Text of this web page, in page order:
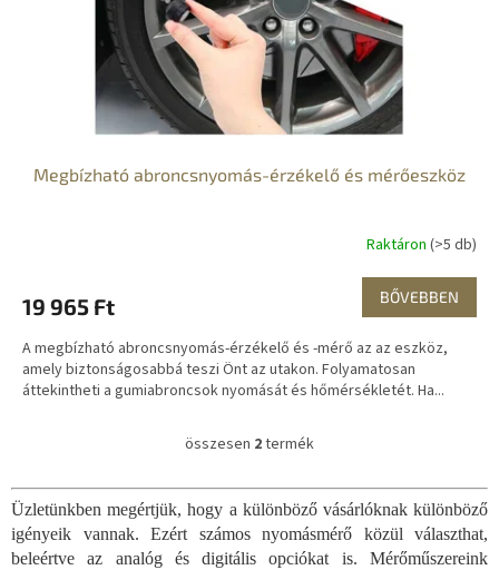
Megbízható abroncsnyomás-érzékelő és mérőeszköz
Raktáron (>5 db)
19 965 Ft BŐVEBBEN
A megbízható abroncsnyomás-érzékelő és -mérő az az eszköz,
amely biztonságosabbá teszi Önt az utakon. Folyamatosan
áttekintheti a gumiabroncsok nyomását és hőmérsékletét. Ha...
L
s
t
a
i
összesen 2termék
Üzletünkben megértjük, hogy a különböző vásárlóknak különböző
igényeik vannak. Ezért számos nyomásmérő közül választhat,
beleértve az analóg és digitális opciókat is. Mérőműszereink